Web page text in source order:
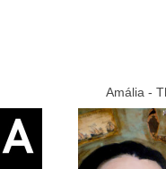
Amália -